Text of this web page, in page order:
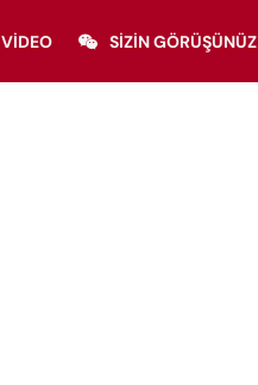
VIDEO SIZIN GÖRÜŞÜNÜZ